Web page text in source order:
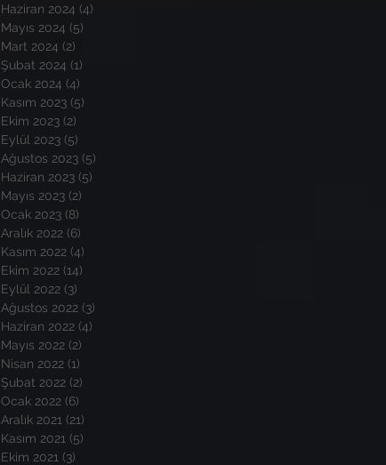
Haziran 2024 (4)
Mayıs 2024 (5)
Mart 2024 (2)
Şubat 2024 (1)
Ocak 2024 (4)
Kasım 2023 (5)
Ekim 2023 (2)
Eylül 2023 (5)
Ağustos 2023 (5)
Haziran 2023 (5)
Mayıs 2023 (2)
Ocak 2023 (8)
Aralık 2022 (6)
Kasım 2022 (4)
Ekim 2022 (14)
Eylül 2022 (3)
Ağustos 2022 (3)
Haziran 2022 (4)
Mayıs 2022 (2)
Nisan 2022 (1)
Şubat 2022 (2)
Ocak 2022 (6)
Aralık 2021 (21)
Kasım 2021 (5)
Ekim 2021 (3)